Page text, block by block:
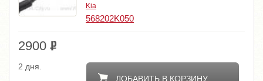
Kia
568202K050
2900
ДОБАВИТЬ В КОРЗИНУ
2 дня.